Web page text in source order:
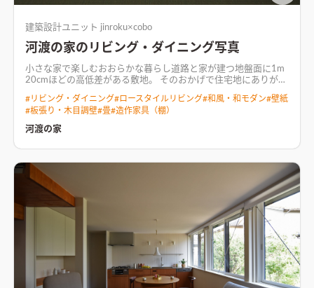
建築設計ユニット jinroku×cobo
河渡の家のリビング・ダイニング写真
小さな家で楽しむおおらかな暮らし道路と家が建つ地盤面に1m
20cmほどの高低差がある敷地。 そのおかげで住宅地にありがち
も見られてしまうため、建物と駐車場の間には植栽を施し、
木々が成長するとちょうど良い目かくしになってくれます。庭木
があるのは町並みにとっても潤いを与えてくれるはずです。 4人
職人の手仕事と愛着の湧く材料にまわし、豊かに暮らしを楽し
#リビング・ダイニング#ロースタイルリビング#和風・和モダン#壁紙
#板張り・木目調壁#畳#造作家具（棚）
河渡の家